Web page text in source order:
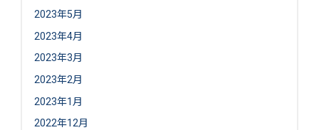
2023年5月
2023年4月
2023年3月
2023年2月
2023年1月
2022年12月